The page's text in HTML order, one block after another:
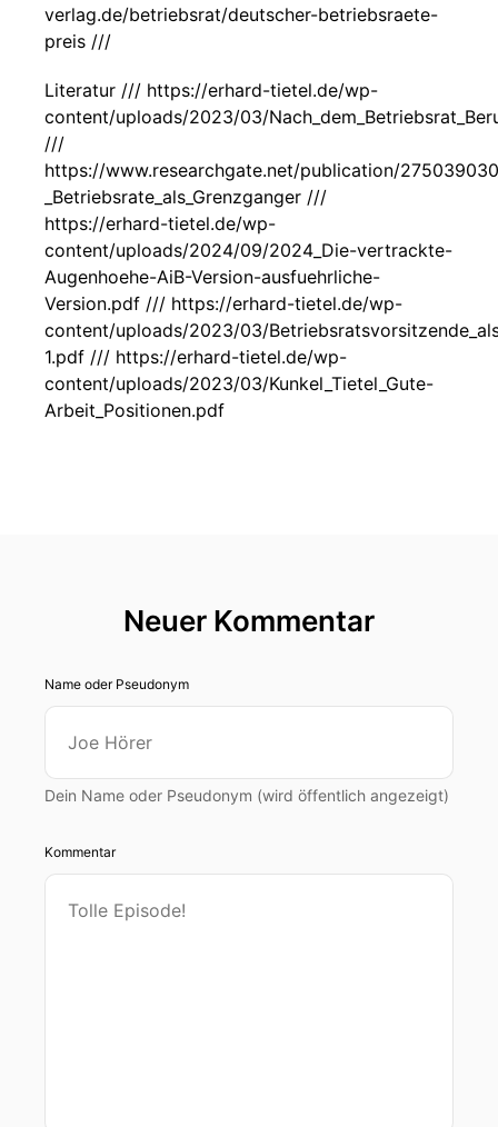
verlag.de/betriebsrat/deutscher-betriebsraete-
preis ///
Literatur /// https://erhard-tietel.de/wp-
content/uploads/2023/03/
///
https://www.researchgate.net/publication/
_Betriebsrate_als_Grenzganger ///
https://erhard-tietel.de/wp-
content/uploads/2024/09/2024_Die-vertrackte-
Augenhoehe-AiB-Version-ausfuehrliche-
Version.pdf /// https://erhard-tietel.de/wp-
content/uploads/2023/03/
1.pdf /// https://erhard-tietel.de/wp-
content/uploads/2023/03/Kunkel_Tietel_Gute-
Arbeit_Positionen.pdf
Neuer Kommentar
Name oder Pseudonym
Dein Name oder Pseudonym (wird öffentlich angezeigt)
Kommentar